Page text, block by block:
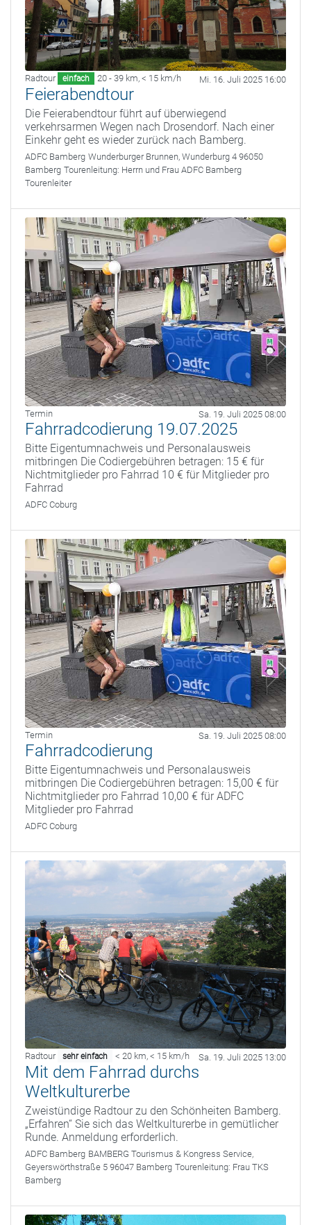
Radtour einfach 20 - 39 km, < 15 km/h Mi. 16. Juli 2025 16:00
Feierabendtour
Die Feierabendtour führt auf überwiegend
verkehrsarmen Wegen nach Drosendorf. Nach einer
Einkehr geht es wieder zurück nach Bamberg.
ADFC Bamberg Wunderburger Brunnen, Wunderburg 4 96050
Bamberg Tourenleitung: Herrn und Frau ADFC Bamberg
Tourenleiter
Termin Sa. 19. Juli 2025 08:00
Fahrradcodierung 19.07.2025
Bitte Eigentumnachweis und Personalausweis
mitbringen Die Codiergebühren betragen: 15 € für
Nichtmitglieder pro Fahrrad 10 € für Mitglieder pro
Fahrrad
ADFC Coburg
Termin Sa. 19. Juli 2025 08:00
Fahrradcodierung
Bitte Eigentumnachweis und Personalausweis
mitbringen Die Codiergebühren betragen: 15,00 € für
Nichtmitglieder pro Fahrrad 10,00 € für ADFC
Mitglieder pro Fahrrad
ADFC Coburg
Radtour sehr einfach < 20 km, < 15 km/h Sa. 19. Juli 2025 13:00
Mit dem Fahrrad durchs
Weltkulturerbe
Zweistündige Radtour zu den Schönheiten Bamberg.
„Erfahren“ Sie sich das Weltkulturerbe in gemütlicher
Runde. Anmeldung erforderlich.
ADFC Bamberg BAMBERG Tourismus & Kongress Service,
Geyerswörthstraße 5 96047 Bamberg Tourenleitung: Frau TKS
Bamberg